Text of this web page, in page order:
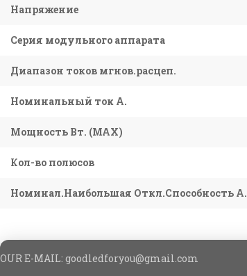
Напряжение
Серия модульного аппарата
Диапазон токов мгнов.расцеп.
Номинальный ток А.
Мощность Вт. (МАХ)
Кол-во полюсов
Номинал.Наибольшая Откл.Способность А.
OUR E-MAIL: goodledforyou@gmail.cоm